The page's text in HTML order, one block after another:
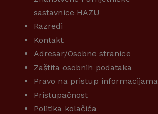
sastavnice HAZU
Razredi
Kontakt
Adresar/Osobne stranice
Zaštita osobnih podataka
Pravo na pristup informacijama
Pristupačnost
Politika kolačića